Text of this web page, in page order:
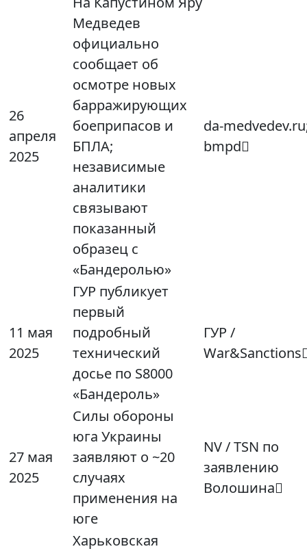
26
апреля
2025
Медведев
официально
сообщает об
осмотре новых
барражирующих
боеприпасов и
БПЛА;
независимые
аналитики
связывают
показанный
образец с
«Бандеролью»
da-
bmpd
11 мая
2025
ГУР публикует
первый
подробный
технический
досье по S8000
«Бандероль»
ГУР /
27 мая
2025
Силы обороны
юга Украины
заявляют о ~20
случаях
применения на
юге
NV / TSN по
заявлению
Волошина
Харьковская